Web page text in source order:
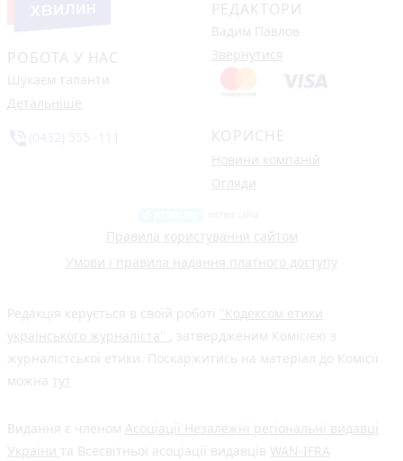
РОБОТА У НАС
Шукаєм таланти
Детальніше
РЕДАКТОРИ
Вадим Павлов
Звернутися
КОРИСНЕ
Новини компаній
Огляди
Правила користування сайтом
Умови і правила надання платного доступу
Редакція керується в своїй роботі "Кодексом етики
українського журналіста" , затвердженим Комісією з
журналістської етики. Поскаржитись на матеріал до Комісії
можна тут
Видання є членом Асоціації Незалежні регіональні видавці
України та Всесвітньої асоціації видавців WAN-IFRA